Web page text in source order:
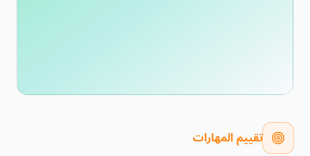
تقييم المهارات